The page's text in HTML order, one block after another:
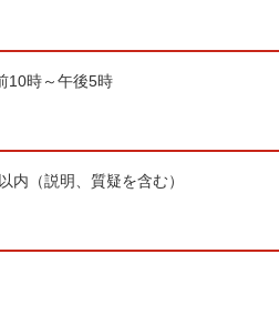
10時～午後5時
（説明、質疑を含む）